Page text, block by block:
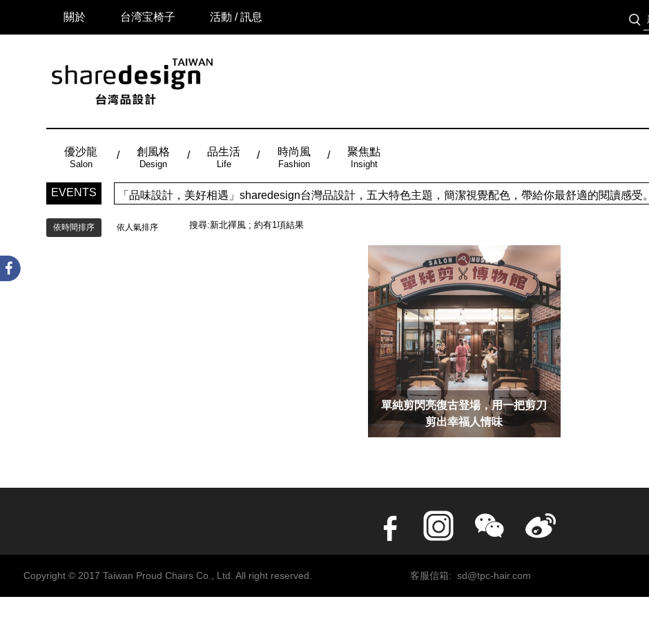
關於 台湾宝椅子 活動 / 訊息
優沙龍
Salon
創風格
Design
品生活
Life
時尚風
Fashion
聚焦點
Insight
EVENTS 「品味設計，美好相遇」sharedesign台灣品設計，五大特色主題，簡潔視覺配色，帶給你最舒適的閱讀感受。
依時間排序 依人氣排序 搜尋:新北禪風 ; 約有1項結果
單純剪閃亮復古登場，用一把剪刀
剪出幸福人情味
客服信箱: sd@tpc-hair.com
Copyright © 2017 Taiwan Proud Chairs Co., Ltd. All right reserved.